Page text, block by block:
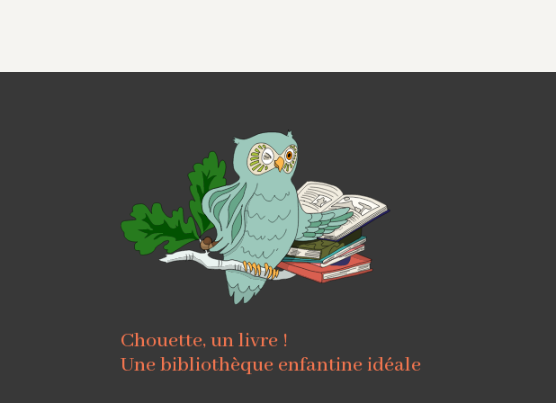
Chouette, un livre !
Une bibliothèque enfantine idéale